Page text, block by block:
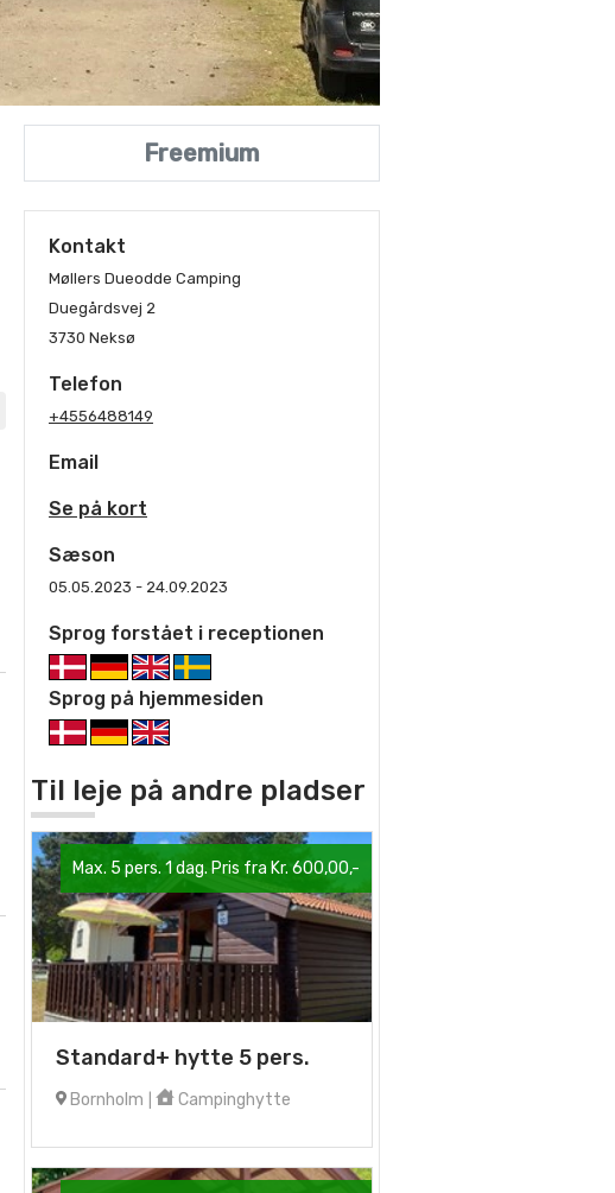
Freemium
Kontakt
Møllers Dueodde Camping
Duegårdsvej 2
3730 Neksø
Telefon
+4556488149
Email
Se på kort
Sæson
05.05.2023 - 24.09.2023
Sprog forstået i receptionen
Sprog på hjemmesiden
Til leje på andre pladser
Max. 5 pers. 1 dag. Pris fra Kr. 600,00,-
Standard+ hytte 5 pers.
Bornholm Campinghytte